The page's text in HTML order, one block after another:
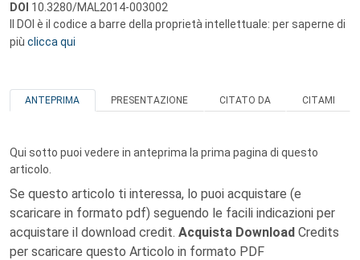
DOI 10.3280/MAL2014-003002
Il DOI è il codice a barre della proprietà intellettuale: per saperne di
più clicca qui
ANTEPRIMA PRESENTAZIONE CITATO DA CITAMI
Qui sotto puoi vedere in anteprima la prima pagina di questo
articolo.
Se questo articolo ti interessa, lo puoi acquistare (e
scaricare in formato pdf) seguendo le facili indicazioni per
acquistare il download credit. Acquista Download Credits
per scaricare questo Articolo in formato PDF